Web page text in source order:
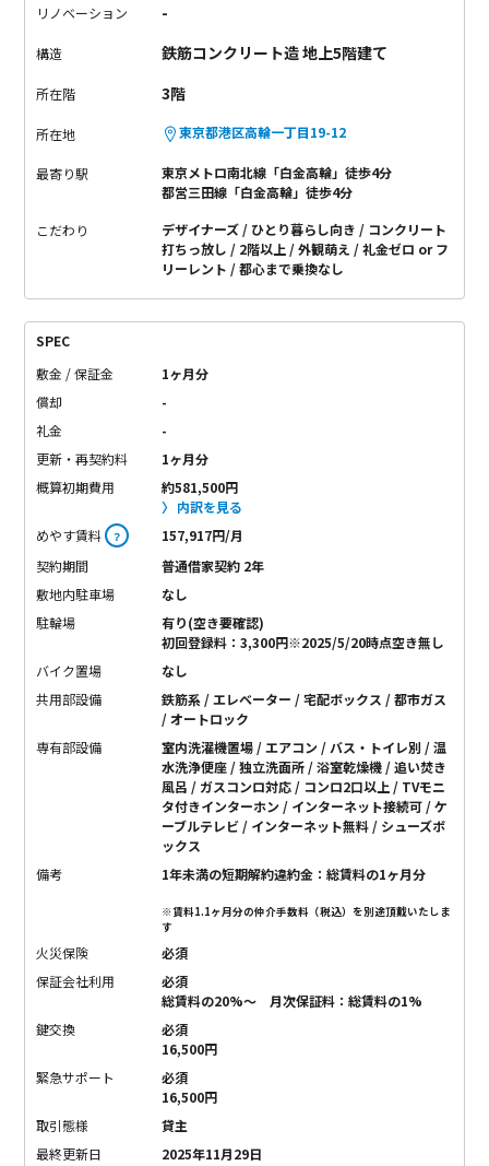
リノベーション -
構造 鉄筋コンクリート造 地上5階建て
所在階 3階
所在地 東京都港区高輪一丁目19-12
最寄り駅
東京メトロ南北線「白金高輪」徒歩4分
都営三田線「白金高輪」徒歩4分
こだわり デザイナーズ ひとり暮らし向き
コンクリート
打ちっ放し
2階以上 外観萌え
礼金ゼロ or フ
リーレント
都心まで乗換なし
SPEC
敷金 / 保証金
1ヶ月分
償却
-
礼金
-
更新・再契約料
1ヶ月分
概算初期費用
約581,500円
内訳を見る
めやす賃料 ？
157,917円/月
契約期間
普通借家契約 2年
敷地内駐車場
なし
駐輪場
有り(空き要確認)
初回登録料：3,300円※2025/5/20時点空き無し
バイク置場
なし
共用部設備
鉄筋系 / エレベーター / 宅配ボックス / 都市ガス
/ オートロック
専有部設備
室内洗濯機置場 / エアコン / バス・トイレ別 / 温
水洗浄便座 / 独立洗面所 / 浴室乾燥機 / 追い焚き
風呂 / ガスコンロ対応 / コンロ2口以上 / TVモニ
タ付きインターホン / インターネット接続可 / ケ
ーブルテレビ / インターネット無料 / シューズボ
ックス
備考
1年未満の短期解約違約金：総賃料の1ヶ月分
※賃料1.1ヶ月分の仲介手数料（税込）を別途頂戴いたしま
す
火災保険
必須
保証会社利用
必須
総賃料の20%〜 月次保証料：総賃料の1%
鍵交換
必須
16,500円
緊急サポート
必須
16,500円
取引態様
貸主
最終更新日
2025年11月29日